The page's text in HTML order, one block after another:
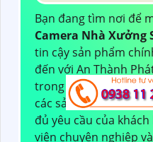
Bạn đang tìm nơi để
Camera Nhà Xưởng
tin cậy sản phẩm
đến với An Thành
trong lĩnh vực này.
các sản phẩm chất
đủ yêu cầu của
viên chuyên nghiệp